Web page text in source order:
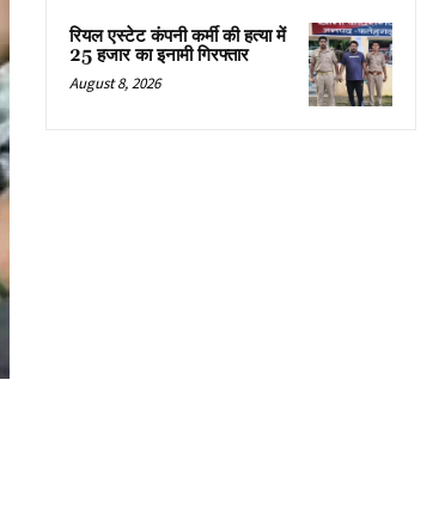
रियल एस्टेट कंपनी कर्मी की हत्या में
25 हजार का इनामी गिरफ्तार
August 8, 2026